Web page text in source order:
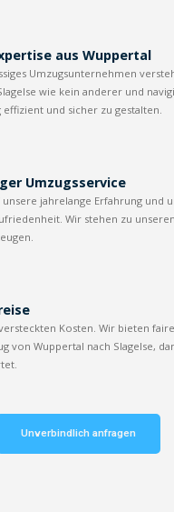
aus Wuppertal
Umzugsunternehmen
wie kein anderer und
und sicher zu gestalten.
Umzugsservice
unsere jahrelange Erfahrung und
Wir stehen zu
Kosten. Wir bieten
von Wuppertal nach Slagelse,
Unverbindlich anfragen